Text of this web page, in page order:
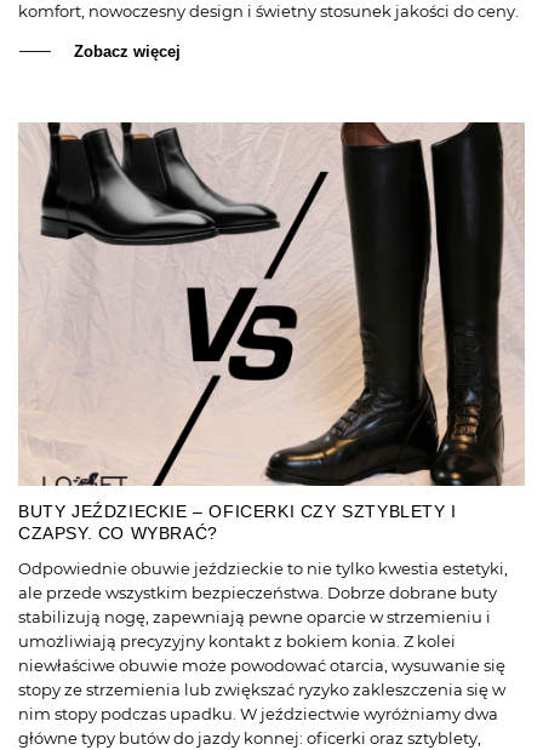
komfort, nowoczesny design i świetny stosunek jakości do ceny.
Zobacz więcej
BUTY JEŹDZIECKIE – OFICERKI CZY SZTYBLETY I
CZAPSY. CO WYBRAĆ?
Odpowiednie obuwie jeździeckie to nie tylko kwestia estetyki,
ale przede wszystkim bezpieczeństwa. Dobrze dobrane buty
stabilizują nogę, zapewniają pewne oparcie w strzemieniu i
umożliwiają precyzyjny kontakt z bokiem konia. Z kolei
niewłaściwe obuwie może powodować otarcia, wysuwanie się
stopy ze strzemienia lub zwiększać ryzyko zakleszczenia się w
nim stopy podczas upadku. W jeździectwie wyróżniamy dwa
główne typy butów do jazdy konnej: oficerki oraz sztyblety,